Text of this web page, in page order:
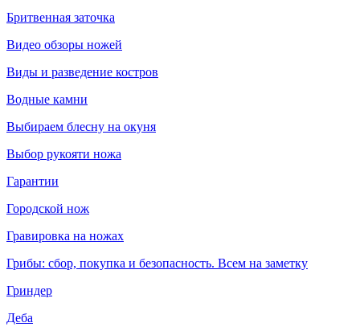
Бритвенная заточка
Видео обзоры ножей
Виды и разведение костров
Водные камни
Выбираем блесну на окуня
Выбор рукояти ножа
Гарантии
Городской нож
Гравировка на ножах
Грибы: сбор, покупка и безопасность. Всем на заметку
Гриндер
Деба